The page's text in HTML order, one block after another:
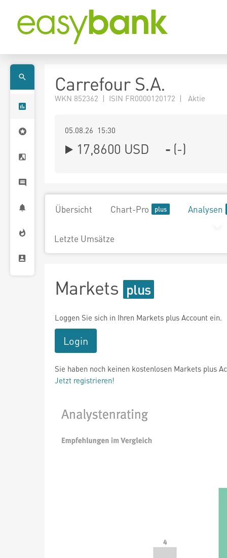
Carrefour S.A.
WKN 852362 | ISIN FR0000120172 | Aktie
05.08.26 15:30
17,8600 USD - (-)
Übersicht Chart-Pro Analysen
Letzte Umsätze
Markets
Loggen Sie sich in Ihren Markets plus Account ein.
Login
Sie haben noch keinen kostenlosen Markets plus
Jetzt registrieren!